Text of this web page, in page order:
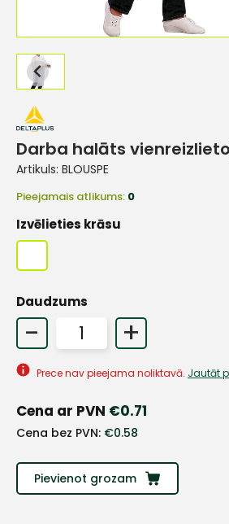
Darba halāts
Artikuls: BLOUSPE
Pieejamais atlikums: 0
Izvēlieties krāsu
Daudzums
- +
Prece nav pieejama noliktavā. Jautāt
Cena ar PVN €0.71
Cena bez PVN: €0.58
Pievienot grozam
+